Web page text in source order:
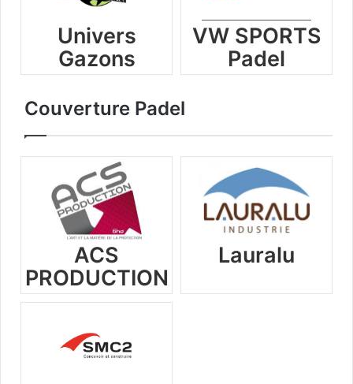
Univers
Gazons
VW SPORTS
Padel
Couverture Padel
ACS
PRODUCTION
Lauralu